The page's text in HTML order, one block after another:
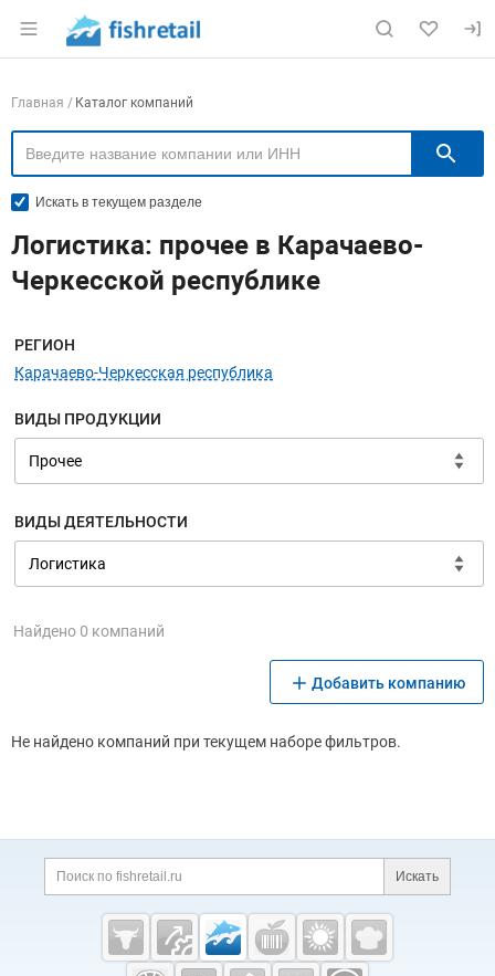
Раздел навигации по сайту fishretail.ru
Навигация по компаниям
Главная Каталог компаний
Искать в текущем разделе
Логистика: прочее в Карачаево-
Черкесской республике
Меню навигации
РЕГИОН
Карачаево-Черкесская республика
ВИДЫ ПРОДУКЦИИ
ВИДЫ ДЕЯТЕЛЬНОСТИ
Найдено 0 компаний
Добавить компанию
Не найдено компаний при текущем наборе фильтров.
Дополнительная информация
Поиск по сайту и
Искать
Cсылки на полезные проекты
Fishretail.ru —